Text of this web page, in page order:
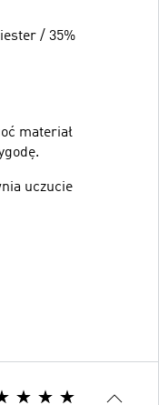
/ 35%
materiał
uczucie